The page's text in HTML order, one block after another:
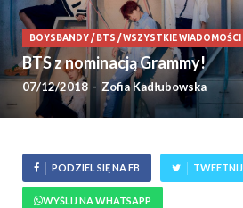
BOYSBANDY/BTS /WSZYSTKIE WIADOMOŚCI
BTS z nominacją Grammy!
07/12/2018 - Zofia Kadłubowska
PODZIEL SIĘ NA FB TWEETNIJ
WYŚLIJ NA WHATSAPP